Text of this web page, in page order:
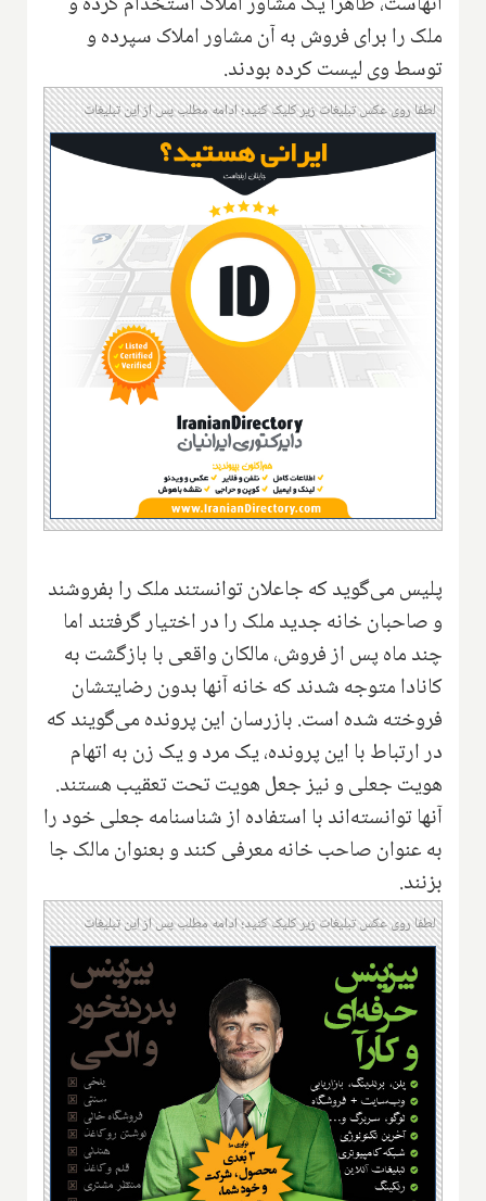
ملک را برای فروش به آن مشاور املاک سپرده و
توسط وی لیست کرده بودند.
لطفا روی عکس تبلیغات زیر کلیک کنید؛ ادامه مطلب پس از این تبلیغات
پلیس می‌گوید که جاعلان توانستند ملک را بفروشند
و صاحبان خانه جدید ملک را در اختیار گرفتند اما
چند ماه پس از فروش، مالکان واقعی با بازگشت به
کانادا متوجه شدند که خانه آنها بدون رضایتشان
فروخته شده است. بازرسان این پرونده می‌گویند که
در ارتباط با این پرونده، یک مرد و یک زن به اتهام
هویت جعلی و نیز جعل هویت تحت تعقیب هستند.
آنها توانسته‌اند با استفاده از شناسنامه جعلی خود را
به عنوان صاحب خانه معرفی کنند و بعنوان مالک جا
بزنند.
لطفا روی عکس تبلیغات زیر کلیک کنید؛ ادامه مطلب پس از این تبلیغات